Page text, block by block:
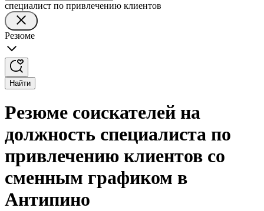
специалист по привлечению клиентов
Резюме
Найти
Резюме соискателей на
должность специалиста по
привлечению клиентов со
сменным графиком в
Антипино